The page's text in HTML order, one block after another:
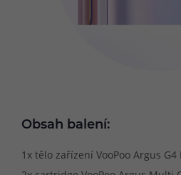
Obsah balení:
1x tělo zařízení VooPoo Argus G4